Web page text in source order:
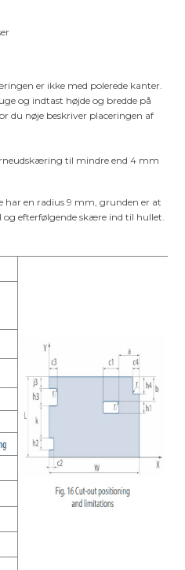
er ikke med polerede kanter.
og indtast højde og bredde på
du nøje beskriver placeringen af
til mindre end 4 mm
en radius 9 mm, grunden er at
efterfølgende skære ind til hullet.